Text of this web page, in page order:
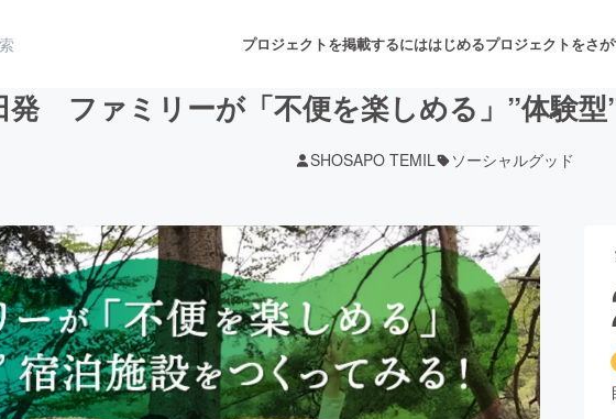
プロジェクトを掲載するにははじめるプロジェクトをさ
音楽 舞台・パフォ
ガジェット ゲーム・サービス開発 フード・飲食店
書籍・雑誌出版 アニメ・漫画
発 ファミリーが「不便を楽しめる」”体験型
SHOSAPO TEMIL ソーシャルグッド